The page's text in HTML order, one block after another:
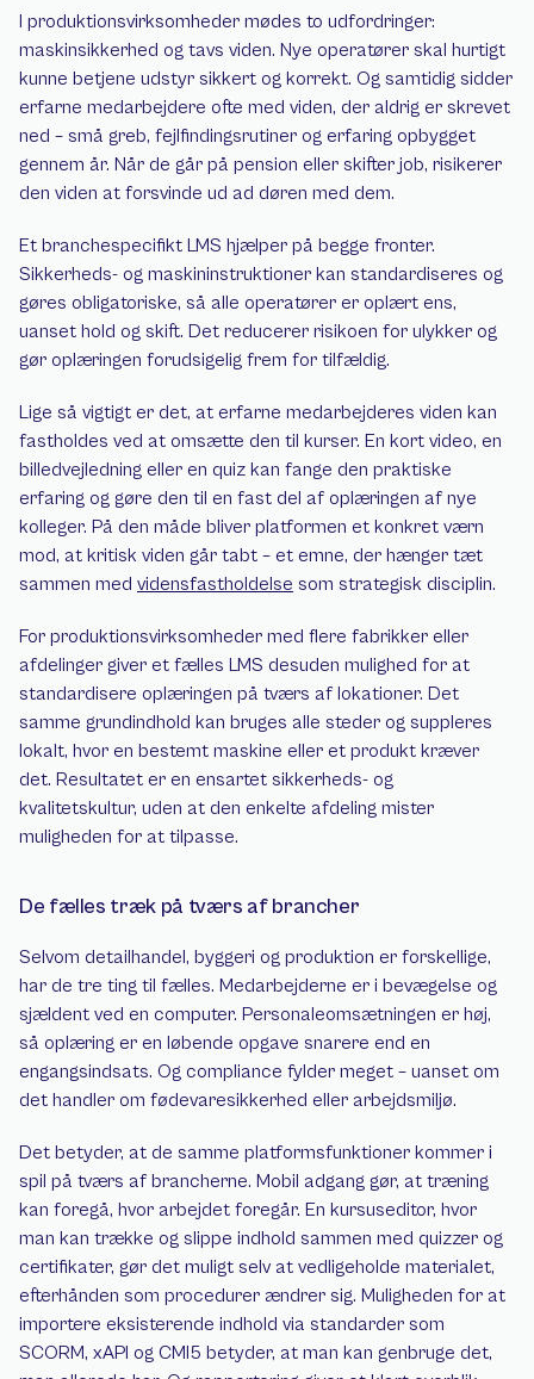
I produktionsvirksomheder mødes to udfordringer:
maskinsikkerhed og tavs viden. Nye operatører skal hurtigt
kunne betjene udstyr sikkert og korrekt. Og samtidig sidder
erfarne medarbejdere ofte med viden, der aldrig er skrevet
ned – små greb, fejlfindingsrutiner og erfaring opbygget
gennem år. Når de går på pension eller skifter job, risikerer
den viden at forsvinde ud ad døren med dem.
Et branchespecifikt LMS hjælper på begge fronter.
Sikkerheds- og maskininstruktioner kan standardiseres og
gøres obligatoriske, så alle operatører er oplært ens,
uanset hold og skift. Det reducerer risikoen for ulykker og
gør oplæringen forudsigelig frem for tilfældig.
Lige så vigtigt er det, at erfarne medarbejderes viden kan
fastholdes ved at omsætte den til kurser. En kort video, en
billedvejledning eller en quiz kan fange den praktiske
erfaring og gøre den til en fast del af oplæringen af nye
kolleger. På den måde bliver platformen et konkret værn
mod, at kritisk viden går tabt – et emne, der hænger tæt
sammen med vidensfastholdelse som strategisk disciplin.
For produktionsvirksomheder med flere fabrikker eller
afdelinger giver et fælles LMS desuden mulighed for at
standardisere oplæringen på tværs af lokationer. Det
samme grundindhold kan bruges alle steder og suppleres
lokalt, hvor en bestemt maskine eller et produkt kræver
det. Resultatet er en ensartet sikkerheds- og
kvalitetskultur, uden at den enkelte afdeling mister
muligheden for at tilpasse.
De fælles træk på tværs af brancher
Selvom detailhandel, byggeri og produktion er forskellige,
har de tre ting til fælles. Medarbejderne er i bevægelse og
sjældent ved en computer. Personaleomsætningen er høj,
så oplæring er en løbende opgave snarere end en
engangsindsats. Og compliance fylder meget – uanset om
det handler om fødevaresikkerhed eller arbejdsmiljø.
Det betyder, at de samme platformsfunktioner kommer i
spil på tværs af brancherne. Mobil adgang gør, at træning
kan foregå, hvor arbejdet foregår. En kursuseditor, hvor
man kan trække og slippe indhold sammen med quizzer og
certifikater, gør det muligt selv at vedligeholde materialet,
efterhånden som procedurer ændrer sig. Muligheden for at
importere eksisterende indhold via standarder som
SCORM, xAPI og CMI5 betyder, at man kan genbruge det,